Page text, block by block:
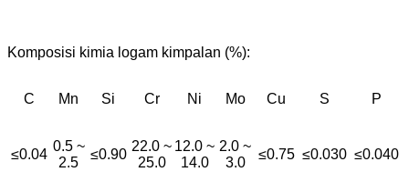
Komposisi kimia logam kimpalan (%):
C Mn Si Cr Ni Mo Cu S P
≤0.04
0.5 ~
2.5
≤0.90
22.0 ~
25.0
12.0 ~
14.0
2.0 ~
3.0
≤0.75 ≤0.030 ≤0.040